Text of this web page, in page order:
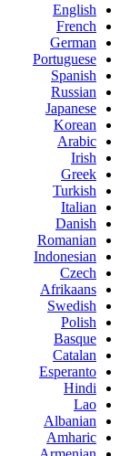
English
French
German
Portuguese
Spanish
Russian
Japanese
Korean
Arabic
Irish
Greek
Turkish
Italian
Danish
Romanian
Indonesian
Czech
Afrikaans
Swedish
Polish
Basque
Catalan
Esperanto
Hindi
Lao
Albanian
Amharic